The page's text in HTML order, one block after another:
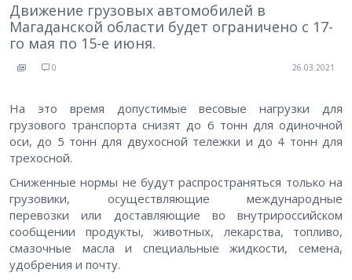
Движение грузовых автомобилей в
Магаданской области будет ограничено с 17-
го мая по 15-е июня.
0 26.03.2021
На это время допустимые весовые нагрузки для
грузового транспорта снизят до 6 тонн для одиночной
оси, до 5 тонн для двухосной тележки и до 4 тонн для
трехосной.
Сниженные нормы не будут распространяться только на
грузовики, осуществляющие международные
перевозки или доставляющие во внутрироссийском
сообщении продукты, животных, лекарства, топливо,
смазочные масла и специальные жидкости, семена,
удобрения и почту.